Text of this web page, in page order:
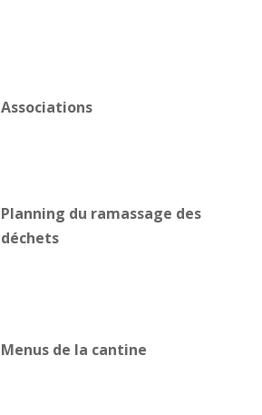
Associations
Planning du ramassage des
déchets
Menus de la cantine